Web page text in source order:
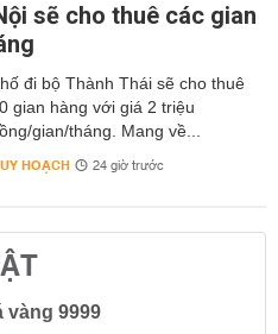
sẽ cho thuê các gian
đi bộ Thành Thái sẽ cho thuê
gian hàng với giá 2 triệu
gian/tháng. Mang về...
HOẠCH 24 giờ trước
vàng 9999